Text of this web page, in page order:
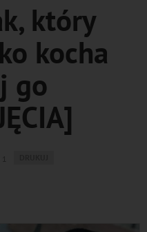
który
kocha
go